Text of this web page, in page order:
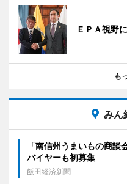
ＥＰＡ視野
も
みん
「南信州うまいもの商
バイヤーも初募集
飯田経済新聞